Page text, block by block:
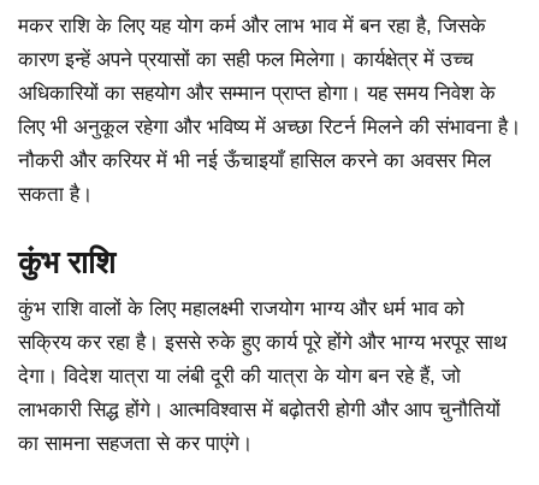
मकर राशि के लिए यह योग कर्म और लाभ भाव में बन रहा है, जिसके
कारण इन्हें अपने प्रयासों का सही फल मिलेगा। कार्यक्षेत्र में उच्च
अधिकारियों का सहयोग और सम्मान प्राप्त होगा। यह समय निवेश के
लिए भी अनुकूल रहेगा और भविष्य में अच्छा रिटर्न मिलने की संभावना है।
नौकरी और करियर में भी नई ऊँचाइयाँ हासिल करने का अवसर मिल
सकता है।
कुंभ राशि
कुंभ राशि वालों के लिए महालक्ष्मी राजयोग भाग्य और धर्म भाव को
सक्रिय कर रहा है। इससे रुके हुए कार्य पूरे होंगे और भाग्य भरपूर साथ
देगा। विदेश यात्रा या लंबी दूरी की यात्रा के योग बन रहे हैं, जो
लाभकारी सिद्ध होंगे। आत्मविश्वास में बढ़ोतरी होगी और आप चुनौतियों
का सामना सहजता से कर पाएंगे।